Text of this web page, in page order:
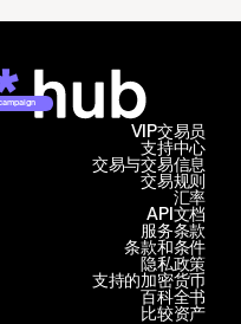
支持中心
交易与交易信息
VIP交易员
交易规则
汇率
API文档
服务条款
条款和条件
隐私政策
支持的加密货币
百科全书
比较资产